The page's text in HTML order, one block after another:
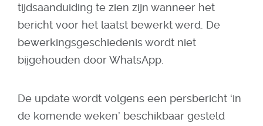
tijdsaanduiding te zien zijn wanneer het
bericht voor het laatst bewerkt werd. De
bewerkingsgeschiedenis wordt niet
bijgehouden door WhatsApp.
De update wordt volgens een persbericht ‘in
de komende weken’ beschikbaar gesteld